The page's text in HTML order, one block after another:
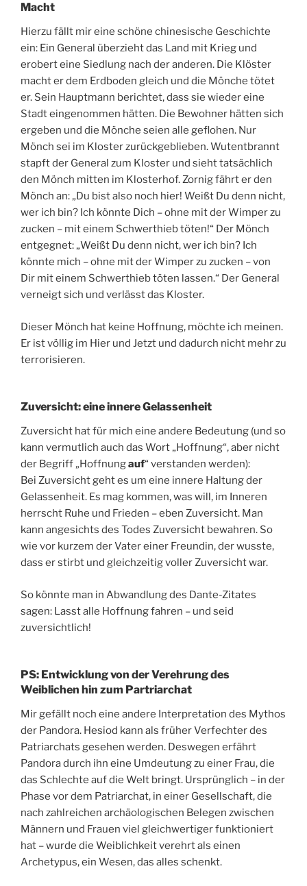
Macht
Hierzu fällt mir eine schöne chinesische Geschichte
ein: Ein General überzieht das Land mit Krieg und
erobert eine Siedlung nach der anderen. Die Klöster
macht er dem Erdboden gleich und die Mönche tötet
er. Sein Hauptmann berichtet, dass sie wieder eine
Stadt eingenommen hätten. Die Bewohner hätten sich
ergeben und die Mönche seien alle geflohen. Nur
Mönch sei im Kloster zurückgeblieben. Wutentbrannt
stapft der General zum Kloster und sieht tatsächlich
den Mönch mitten im Klosterhof. Zornig fährt er den
Mönch an: „Du bist also noch hier! Weißt Du denn nicht,
wer ich bin? Ich könnte Dich – ohne mit der Wimper zu
zucken – mit einem Schwerthieb töten!“ Der Mönch
entgegnet: „Weißt Du denn nicht, wer ich bin? Ich
könnte mich – ohne mit der Wimper zu zucken – von
Dir mit einem Schwerthieb töten lassen.“ Der General
verneigt sich und verlässt das Kloster.
Dieser Mönch hat keine Hoffnung, möchte ich meinen.
Er ist völlig im Hier und Jetzt und dadurch nicht mehr zu
terrorisieren.
Zuversicht: eine innere Gelassenheit
Zuversicht hat für mich eine andere Bedeutung (und so
kann vermutlich auch das Wort „Hoffnung“, aber nicht
der Begriff „Hoffnungauf“ verstanden werden):
Bei Zuversicht geht es um eine innere Haltung der
Gelassenheit. Es mag kommen, was will, im Inneren
herrscht Ruhe und Frieden – eben Zuversicht. Man
kann angesichts des Todes Zuversicht bewahren. So
wie vor kurzem der Vater einer Freundin, der wusste,
dass er stirbt und gleichzeitig voller Zuversicht war.
So könnte man in Abwandlung des Dante-Zitates
sagen: Lasst alle Hoffnung fahren – und seid
zuversichtlich!
PS: Entwicklung von der Verehrung des
Weiblichen hin zum Partriarchat
Mir gefällt noch eine andere Interpretation des Mythos
der Pandora. Hesiod kann als früher Verfechter des
Patriarchats gesehen werden. Deswegen erfährt
Pandora durch ihn eine Umdeutung zu einer Frau, die
das Schlechte auf die Welt bringt. Ursprünglich – in der
Phase vor dem Patriarchat, in einer Gesellschaft, die
nach zahlreichen archäologischen Belegen zwischen
Männern und Frauen viel gleichwertiger funktioniert
hat – wurde die Weiblichkeit verehrt als einen
Archetypus, ein Wesen, das alles schenkt.